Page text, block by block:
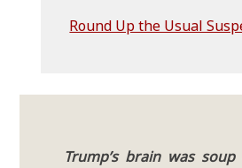
Round Up the Usu­al
Trump’s brain was